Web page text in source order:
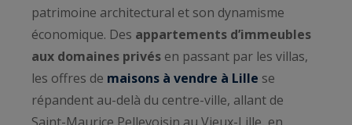
patrimoine architectural et son dynamisme
économique. Des appartements d’immeubles
aux domaines privés en passant par les villas,
les offres de maisons à vendre à Lille se
répandent au-delà du centre-ville, allant de
Saint-Maurice Pellevoisin au Vieux-Lille, en